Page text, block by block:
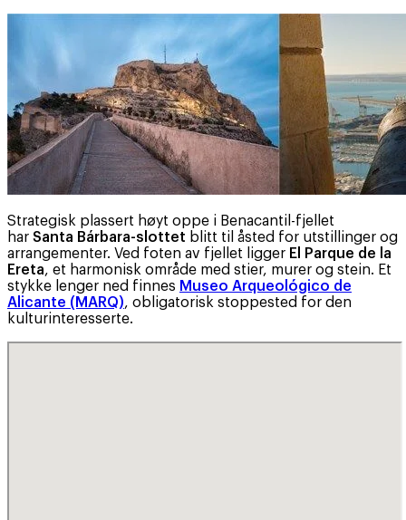
Strategisk plassert høyt oppe i Benacantil-fjellet
har Santa Bárbara-slottet blitt til åsted for utstillinger og
arrangementer. Ved foten av fjellet ligger El Parque de la
Ereta, et harmonisk område med stier, murer og stein. Et
stykke lenger ned finnes Museo Arqueológico de
Alicante (MARQ), obligatorisk stoppested for den
kulturinteresserte.